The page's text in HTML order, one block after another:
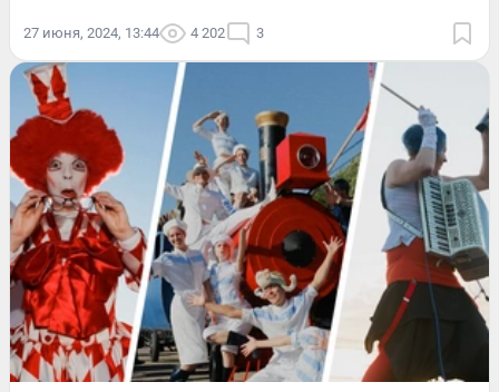
27 июня, 2024, 13:44 4 202 3